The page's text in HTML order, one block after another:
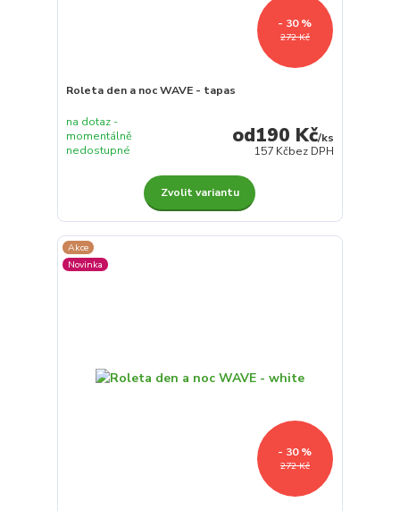
272 Kč
- 30 %
Roleta den a noc WAVE - tapas
190 Kč/ks
157 Kčbez DPH
na dotaz -
momentálně
nedostupné
Zvolit variantu
Akce
Novinka
272 Kč
- 30 %